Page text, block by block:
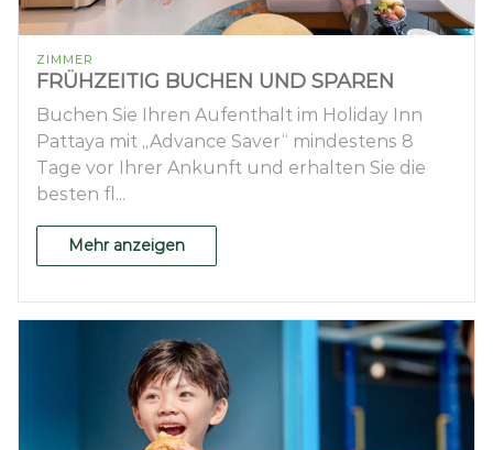
ZIMMER
FRÜHZEITIG BUCHEN UND SPAREN
Buchen Sie Ihren Aufenthalt im Holiday Inn
Pattaya mit „Advance Saver“ mindestens 8
Tage vor Ihrer Ankunft und erhalten Sie die
besten fl...
Mehr anzeigen